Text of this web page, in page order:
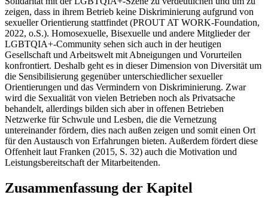
zeigen, dass in ihrem Betrieb keine Diskriminierung aufgrund von
sexueller Orientierung stattfindet (PROUT AT WORK-Foundation,
2022, o.S.). Homosexuelle, Bisexuelle und andere Mitglieder der
LGBTQIA+-Community sehen sich auch in der heutigen
Gesellschaft und Arbeitswelt mit Abneigungen und Vorurteilen
konfrontiert. Deshalb geht es in dieser Dimension von Diversität um
die Sensibilisierung gegenüber unterschiedlicher sexueller
Orientierungen und das Vermindern von Diskriminierung. Zwar
wird die Sexualität von vielen Betrieben noch als Privatsache
behandelt, allerdings bilden sich aber in offenen Betrieben
Netzwerke für Schwule und Lesben, die die Vernetzung
untereinander fördern, dies nach außen zeigen und somit einen Ort
für den Austausch von Erfahrungen bieten. Außerdem fördert diese
Offenheit laut Franken (2015, S. 32) auch die Motivation und
Leistungsbereitschaft der Mitarbeitenden.
Zusammenfassung der Kapitel